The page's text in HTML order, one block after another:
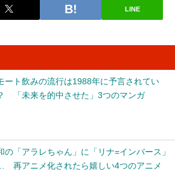
LINE
ート飲みの流行は1988年に予言されてい
「未来を的中させた」3つのマンガ
の「アラレちゃん」に「リナ=インバース」
再アニメ化されたら嬉しい4つのアニメ